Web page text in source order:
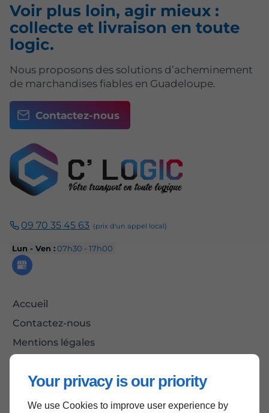
Your privacy is our priority
We use Cookies to improve user experience by
09 70 35 45 63
Lun - Ven :07h30 - 17h00
Accueil
Contactez-nous
Mentions légales
Voir plus loin, agir mieux :
collecte et livraison en toute
logic.
Nous proposons des solutions d’acheminement
de marchandises fiables en Guadeloupe.
Contactez-nous